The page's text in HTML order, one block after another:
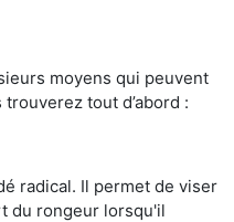
moyens qui peuvent
tout d’abord :
radical. Il permet de viser
du rongeur lorsqu'il